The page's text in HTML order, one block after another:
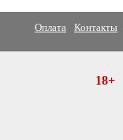
Оплата Контакты
18+